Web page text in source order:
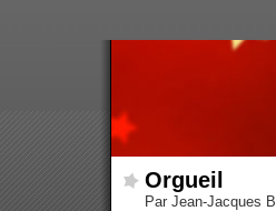
Orgueil
Par Jean-Jacques